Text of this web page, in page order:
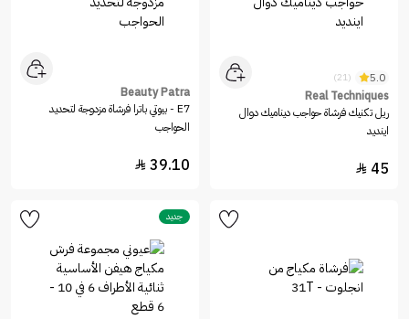
5.0
(21)
Real Techniques
ريل تكنيك فرشاة حواجب ديناميك دوال
اينديد
45

Beauty Patra
E7 - بيوتي باترا فرشاة مزدوجة لتحديد
الحواجب
39.10

جديد